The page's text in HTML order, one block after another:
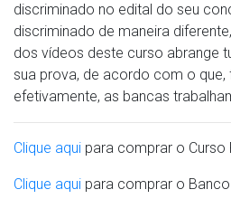
discriminado no edital do seu
discriminado de maneira
dos vídeos deste curso abrange
sua prova, de acordo com o que,
efetivamente, as bancas
Clique aqui para comprar o Curso
Clique aqui para comprar o